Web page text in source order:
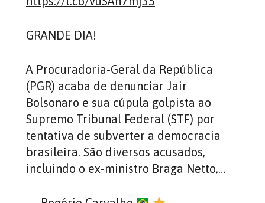
GRANDE DIA!
A Procuradoria-Geral da República
(PGR) acaba de denunciar Jair
Bolsonaro e sua cúpula golpista ao
Supremo Tribunal Federal (STF) por
tentativa de subverter a democracia
brasileira. São diversos acusados,
incluindo o ex-ministro Braga Netto,…